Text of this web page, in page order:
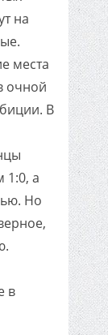
на
места
очной
В
1:0, а
Но
в